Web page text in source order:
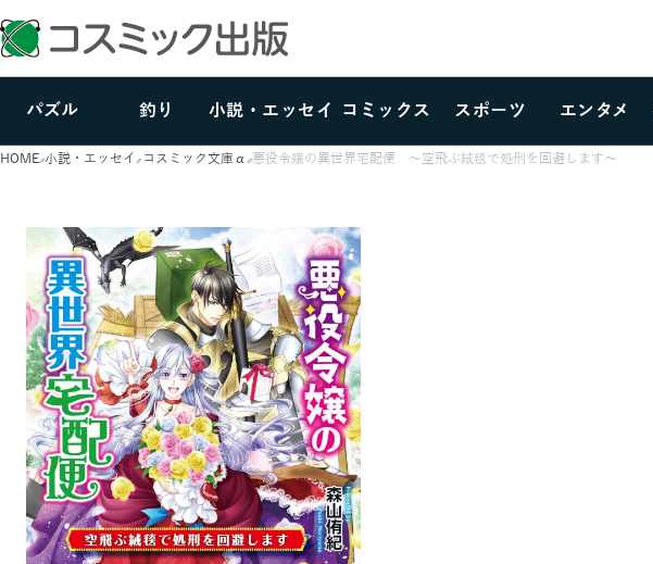
パズル 釣り 小説・エッセイ コミックス スポーツ エンタメ
HOME 小説・エッセイ コスミック文庫α 悪役令嬢の異世界宅配便 ～空飛ぶ絨毯で処刑を回避します～